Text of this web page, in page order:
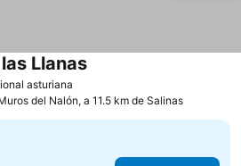
asturiana
Llanas
del Nalón, a 11.5 km de Salinas